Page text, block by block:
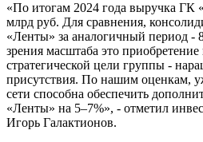
«По итогам 2024 года выручка ГК
млрд руб. Для сравнения,
«Ленты» за аналогичный период -
зрения масштаба это приобретение
стратегической цели группы -
присутствия. По нашим оценкам,
сети способна обеспечить
«Ленты» на 5–7%», - отметил
Игорь Галактионов.